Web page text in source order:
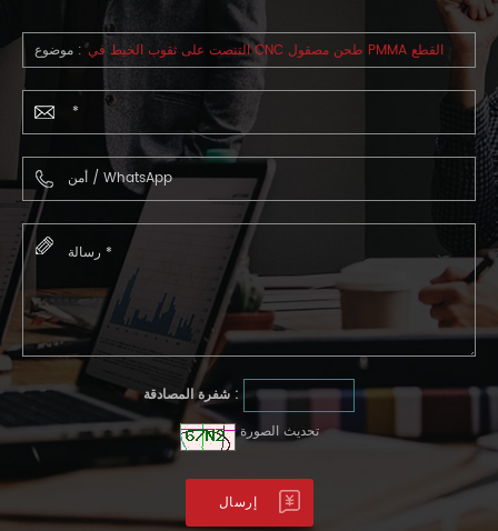
موضوع : التنصت على ثقوب الخيط في CNC طحن مصقول PMMA القطع
شفرة المصادقة :
تحديث الصورة